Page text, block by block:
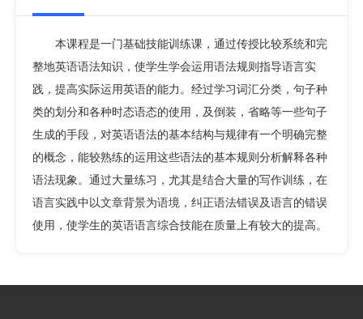
本课程是一门基础技能训练课，通过传授比较系统和完
整地英语语法知识，使学生学会运用语法规则指导语言实
践，提高实际运用英语的能力。经过学习词汇分类，句子种
类的划分和各种时态语态的使用，及倒装，省略等一些句子
生成的手段，对英语语法的基本结构与规律有一个明确完整
的概念，能较熟练的运用这些语法的基本规则分析解释各种
语法现象。通过大量练习，尤其是结合大量的写作训练，在
语言实践中以文章背景为语境，纠正语法错误及语言的错误
使用，使学生的英语语言综合技能在质量上有较大的提高。